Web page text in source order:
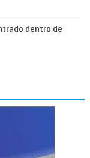
dentro de